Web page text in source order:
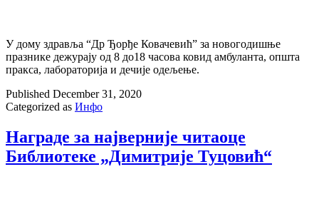
У дому здравља “Др Ђорђе Ковачевић” за новогодишње
празнике дежурају од 8 до18 часова ковид амбуланта, општа
пракса, лабораторија и дечије одељење.
Published December 31, 2020
Categorized as Инфо
Награде за најверније читаоце
Библиотеке „Димитрије Туцовић“